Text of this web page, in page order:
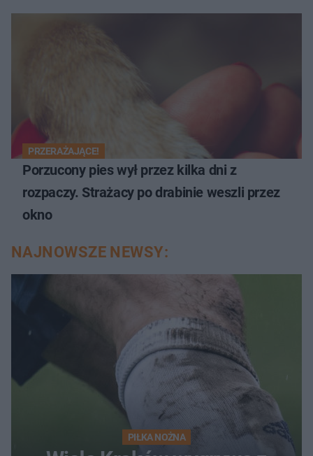
PRZERAŻAJĄCE!
Porzucony pies wył przez kilka dni z
rozpaczy. Strażacy po drabinie weszli przez
okno
NAJNOWSZE NEWSY:
PIŁKA NOŻNA